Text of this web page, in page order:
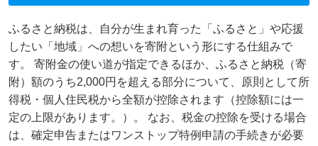
ふるさと納税は、自分が生まれ育った「ふるさと」や応援
したい「地域」への想いを寄附という形にする仕組みで
す。 寄附金の使い道が指定できるほか、ふるさと納税（寄
附）額のうち2,000円を超える部分について、原則として所
得税・個人住民税から全額が控除されます（控除額には一
定の上限があります。）。 なお、税金の控除を受ける場合
は、確定申告またはワンストップ特例申請の手続きが必要